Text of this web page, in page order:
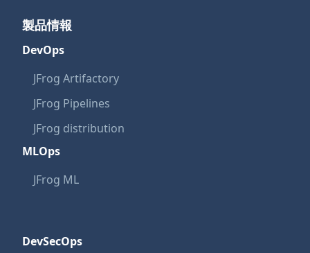
製品情報
DevOps
JFrog Artifactory
JFrog Pipelines
JFrog distribution
MLOps
JFrog ML
DevSecOps